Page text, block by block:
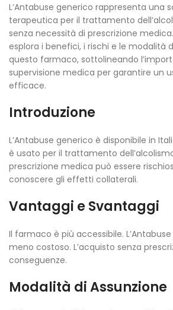
L’Antabuse generico rappresenta una
terapeutica per il trattamento
senza necessità di prescrizione
esplora i benefici, i rischi e le modalità
questo farmaco, sottolineando
supervisione medica per garantire un
efficace.
Introduzione
L’Antabuse generico è disponibile in
è usato per il trattamento
prescrizione medica può essere
conoscere gli effetti collaterali.
Vantaggi e Svantaggi
Il farmaco è più accessibile.
meno costoso. L’acquisto senza
conseguenze.
Modalità di Assunzione